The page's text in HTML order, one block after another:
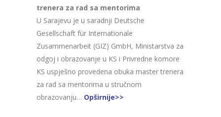
trenera za rad sa mentorima
U Sarajevu je u saradnji Deutsche
Gesellschaft für Internationale
Zusammenarbeit (GIZ) GmbH, Ministarstva za
odgoj i obrazovanje u KS i Privredne komore
KS uspješno provedena obuka master trenera
za rad sa mentorima u stručnom
obrazovanju… Opširnije>>